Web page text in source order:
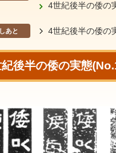
4世紀後半の倭の
あと 4世紀後半の倭の
後半の倭の実態